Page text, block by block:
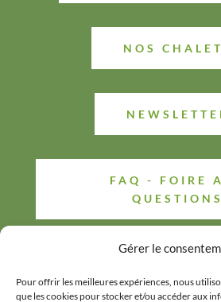
Gérer le
Pour offrir les meilleures expériences, nous
que les cookies pour stocker et/ou accéder aux
NOS
FAQ - FOIRE
QUESTIONS